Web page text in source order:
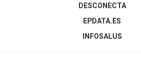
DESCONECTA
EPDATA.ES
INFOSALUS